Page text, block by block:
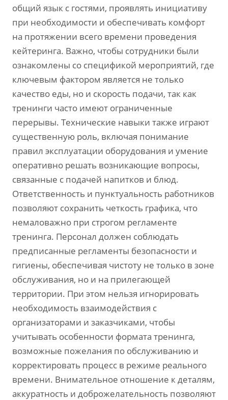
общий язык с гостями, проявлять инициативу
при необходимости и обеспечивать комфорт
на протяжении всего времени проведения
кейтеринга. Важно, чтобы сотрудники были
ознакомлены со спецификой мероприятий, где
ключевым фактором является не только
качество еды, но и скорость подачи, так как
тренинги часто имеют ограниченные
перерывы. Технические навыки также играют
существенную роль, включая понимание
правил эксплуатации оборудования и умение
оперативно решать возникающие вопросы,
связанные с подачей напитков и блюд.
Ответственность и пунктуальность работников
позволяют сохранить четкость графика, что
немаловажно при строгом регламенте
тренинга. Персонал должен соблюдать
предписанные регламенты безопасности и
гигиены, обеспечивая чистоту не только в зоне
обслуживания, но и на прилегающей
территории. При этом нельзя игнорировать
необходимость взаимодействия с
организаторами и заказчиками, чтобы
учитывать особенности формата тренинга,
возможные пожелания по обслуживанию и
корректировать процесс в режиме реального
времени. Внимательное отношение к деталям,
аккуратность и доброжелательность позволяют